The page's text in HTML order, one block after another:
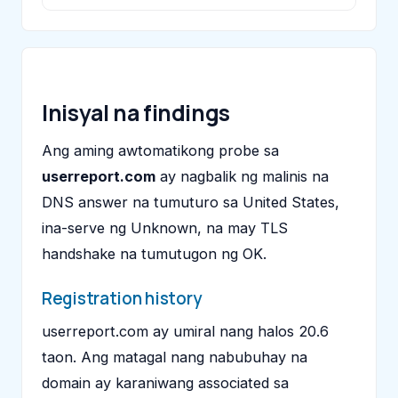
Inisyal na findings
Ang aming awtomatikong probe sa
userreport.com ay nagbalik ng malinis na
DNS answer na tumuturo sa United States,
ina-serve ng Unknown, na may TLS
handshake na tumutugon ng OK.
Registration history
userreport.com ay umiral nang halos 20.6
taon. Ang matagal nang nabubuhay na
domain ay karaniwang associated sa